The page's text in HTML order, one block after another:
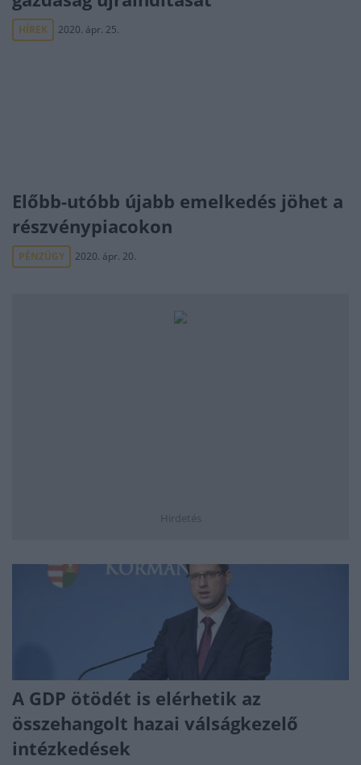
HÍREK 2020. ápr. 25.
Előbb-utóbb újabb emelkedés jöhet a
részvénypiacokon
PÉNZÜGY 2020. ápr. 20.
Hirdetés
A GDP ötödét is elérhetik az
összehangolt hazai válságkezelő
intézkedések